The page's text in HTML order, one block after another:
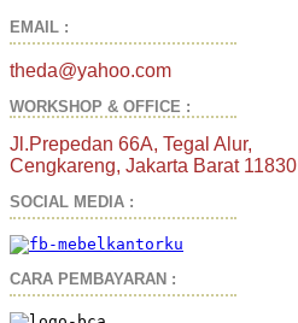
EMAIL :
theda@yahoo.com
WORKSHOP & OFFICE :
Jl.Prepedan 66A, Tegal Alur,
Cengkareng, Jakarta Barat 11830
SOCIAL MEDIA :
CARA PEMBAYARAN :